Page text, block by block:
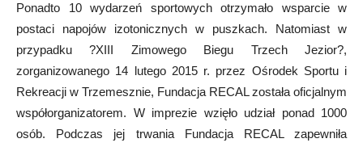
Ponadto 10 wydarzeń sportowych otrzymało wsparcie w
postaci napojów izotonicznych w puszkach. Natomiast w
przypadku ?XIII Zimowego Biegu Trzech Jezior?,
zorganizowanego 14 lutego 2015 r. przez Ośrodek Sportu i
Rekreacji w Trzemesznie, Fundacja RECAL została oficjalnym
współorganizatorem. W imprezie wzięło udział ponad 1000
osób. Podczas jej trwania Fundacja RECAL zapewniła